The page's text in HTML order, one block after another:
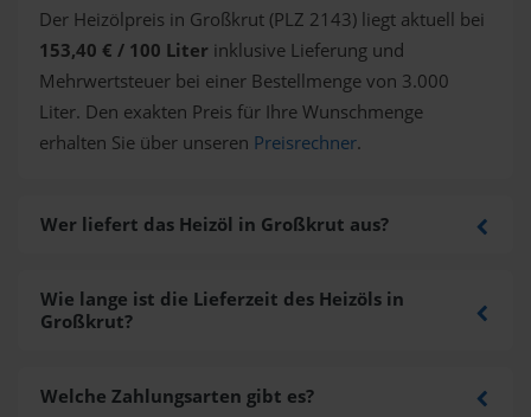
Der Heizölpreis in Großkrut (PLZ 2143) liegt aktuell bei
153,40 € / 100 Liter inklusive Lieferung und
Mehrwertsteuer bei einer Bestellmenge von 3.000
Liter. Den exakten Preis für Ihre Wunschmenge
erhalten Sie über unseren Preisrechner.
Wer liefert das Heizöl in Großkrut aus?
Wie lange ist die Lieferzeit des Heizöls in
Großkrut?
Welche Zahlungsarten gibt es?